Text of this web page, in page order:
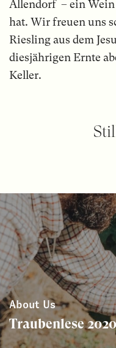
Allendorf – ein
hat. Wir freuen uns
Riesling aus dem
diesjährigen Ernte
Keller.
About Us
Traubenlese 2020